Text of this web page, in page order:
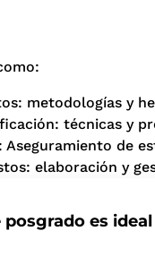
metodologías y
técnicas y
de
elaboración y
es